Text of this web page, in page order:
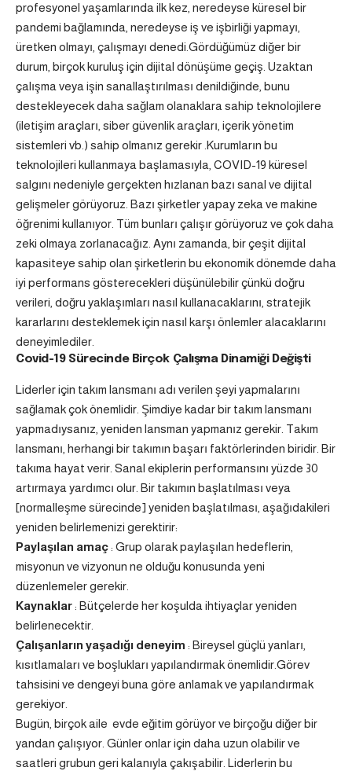
profesyonel yaşamlarında ilk kez, neredeyse küresel bir
pandemi bağlamında, neredeyse iş ve işbirliği yapmayı,
üretken olmayı, çalışmayı denedi. Gördüğümüz diğer bir
durum, birçok kuruluş için dijital dönüşüme geçiş. Uzaktan
çalışma veya işin sanallaştırılması denildiğinde, bunu
destekleyecek daha sağlam olanaklara sahip teknolojilere
(iletişim araçları, siber güvenlik araçları, içerik yönetim
sistemleri vb.) sahip olmanız gerekir .Kurumların bu
teknolojileri kullanmaya başlamasıyla, COVID-19 küresel
salgını nedeniyle gerçekten hızlanan bazı sanal ve dijital
gelişmeler görüyoruz . Bazı şirketler yapay zeka ve makine
öğrenimi kullanıyor. Tüm bunları çalışırgörüyoruz ve çok daha
zeki olmaya zorlanacağız. Aynı zamanda, bir çeşit dijital
kapasiteye sahip olan şirketlerin bu ekonomik dönemde daha
iyi performans gösterecekleri düşünülebilir çünkü doğru
verileri, doğru yaklaşımları nasıl kullanacaklarını, stratejik
kararlarını desteklemek için nasıl karşı önlemler alacaklarını
deneyimlediler.
Covid-19 Sürecinde Birçok Çalışma Dinamiği Değişti
Liderler için takım lansmanı adı verilen şeyi yapmalarını
sağlamak çok önemlidir. Şimdiye kadar bir takım lansmanı
yapmadıysanız, yeniden lansman yapmanız gerekir. Takım
lansmanı, herhangi bir takımın başarı faktörlerinden biridir. Bir
takıma hayat verir. Sanal ekiplerin performansını yüzde 30
artırmaya yardımcı olur. Bir takımın başlatılması veya
[normalleşme sürecinde] yeniden başlatılması, aşağıdakileri
yeniden belirlemenizi gerektirir:
Paylaşılan amaç: Grup olarak paylaşılan hedeflerin,
misyonun ve vizyonun ne olduğu konusunda yeni
düzenlemeler gerekir.
Kaynaklar: Bütçelerde her koşulda ihtiyaçlar yeniden
belirlenecektir.
Çalışanların yaşadığı deneyim : Bireysel güçlü yanları,
kısıtlamaları ve boşlukları yapılandırmak önemlidir.Görev
tahsisini ve dengeyi buna göre anlamak ve yapılandırmak
gerekiyor.
Bugün, birçok aile evde eğitim görüyor ve birçoğu diğer bir
yandan çalışıyor. Günler onlar için daha uzun olabilir ve
saatleri grubun geri kalanıyla çakışabilir. Liderlerin bu